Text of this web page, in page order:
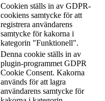
Cookien ställs in av GDPR-
cookiens samtycke för att
registrera användarens
samtycke för kakorna i
kategorin "Funktionell".
Denna cookie ställs in av
plugin-programmet GDPR
Cookie Consent. Kakorna
används för att lagra
användarens samtycke för